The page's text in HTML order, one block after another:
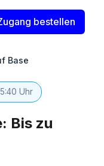
bestellen
Base
Uhr
Bis zu